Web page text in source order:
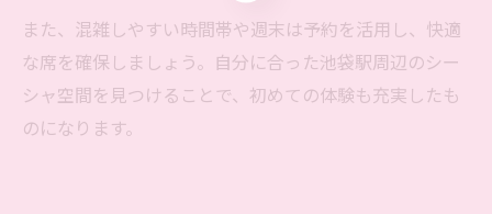
また、混雑しやすい時間帯や週末は予約を活用し、快適
な席を確保しましょう。自分に合った池袋駅周辺のシー
シャ空間を見つけることで、初めての体験も充実したも
のになります。